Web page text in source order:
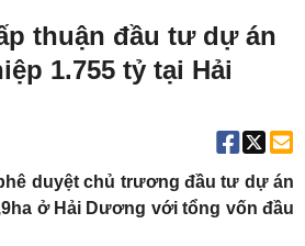
thuận đầu tư dự án
1.755 tỷ tại Hải
duyệt chủ trương đầu tư dự án
ở Hải Dương với tổng vốn đầu